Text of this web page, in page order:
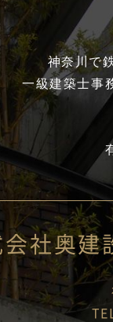
神奈川で
一級建築士事
社奥建